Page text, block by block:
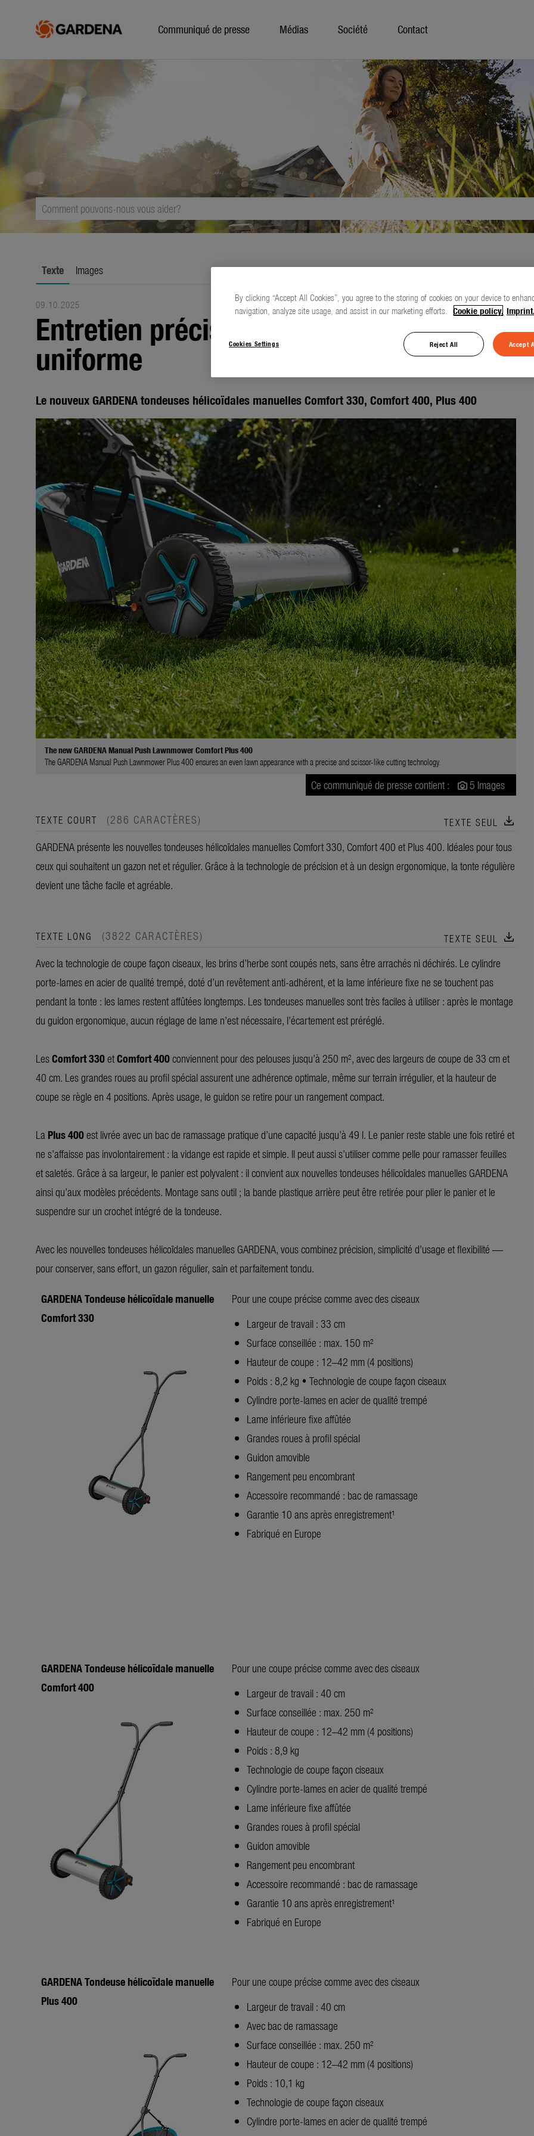
Communiqué de presse Médias Société Contact
Texte Images
09.10.2025
Entretien précis pour une pelouse
uniforme
Le nouveux GARDENA tondeuses hélicoïdales manuelles Comfort 330, Comfort 400, Plus 400
The new GARDENA Manual Push Lawnmower Comfort Plus 400
The GARDENA Manual Push Lawnmower Plus 400 ensures an even lawn appearance with a precise and scissor-like cutting technology.
Ce communiqué de presse contient : 5 Images
TEXTE COURT (286 CARACTÈRES) TEXTE SEUL download
GARDENA présente les nouvelles tondeuses hélicoïdales manuelles Comfort 330, Comfort 400 et Plus 400. Idéales pour tous
ceux qui souhaitent un gazon net et régulier. Grâce à la technologie de précision et à un design ergonomique, la tonte régulière
devient une tâche facile et agréable.
TEXTE LONG (3822 CARACTÈRES) TEXTE SEUL download
Avec la technologie de coupe façon ciseaux, les brins d’herbe sont coupés nets, sans être arrachés ni déchirés. Le cylindre
porte-lames en acier de qualité trempé, doté d’un revêtement anti-adhérent, et la lame inférieure fixe ne se touchent pas
pendant la tonte : les lames restent affûtées longtemps. Les tondeuses manuelles sont très faciles à utiliser : après le montage
du guidon ergonomique, aucun réglage de lame n’est nécessaire, l’écartement est préréglé.
LesComfort 330etComfort 400conviennent pour des pelouses jusqu’à 250 m², avec des largeurs de coupe de 33 cm et
40 cm. Les grandes roues au profil spécial assurent une adhérence optimale, même sur terrain irrégulier, et la hauteur de
coupe se règle en 4 positions. Après usage, le guidon se retire pour un rangement compact.
La Plus 400est livrée avec un bac de ramassage pratique d’une capacité jusqu’à 49 l. Le panier reste stable une fois retiré et
ne s’affaisse pas involontairement : la vidange est rapide et simple. Il peut aussi s’utiliser comme pelle pour ramasser feuilles
et saletés. Grâce à sa largeur, le panier est polyvalent : il convient aux nouvelles tondeuses hélicoïdales manuelles GARDENA
ainsi qu’aux modèles précédents. Montage sans outil ; la bande plastique arrière peut être retirée pour plier le panier et le
suspendre sur un crochet intégré de la tondeuse.
Avec les nouvelles tondeuses hélicoïdales manuelles GARDENA, vous combinez précision, simplicité d’usage et flexibilité —
pour conserver, sans effort, un gazon régulier, sain et parfaitement tondu.
GARDENA Tondeuse hélicoïdale manuelle
Comfort 330
Pour une coupe précise comme avec des ciseaux
Largeur de travail : 33 cm
Surface conseillée : max. 150 m²
Hauteur de coupe : 12–42 mm (4 positions)
Poids : 8,2 kg • Technologie de coupe façon ciseaux
Cylindre porte-lames en acier de qualité trempé
Lame inférieure fixe affûtée
Grandes roues à profil spécial
Guidon amovible
Rangement peu encombrant
Accessoire recommandé : bac de ramassage
Garantie 10 ans après enregistrement¹
Fabriqué en Europe
GARDENA Tondeuse hélicoïdale manuelle
Comfort 400
Pour une coupe précise comme avec des ciseaux
Largeur de travail : 40 cm
Surface conseillée : max. 250 m²
Hauteur de coupe : 12–42 mm (4 positions)
Poids : 8,9 kg
Technologie de coupe façon ciseaux
Cylindre porte-lames en acier de qualité trempé
Lame inférieure fixe affûtée
Grandes roues à profil spécial
Guidon amovible
Rangement peu encombrant
Accessoire recommandé : bac de ramassage
Garantie 10 ans après enregistrement¹
Fabriqué en Europe
GARDENA Tondeuse hélicoïdale manuelle
Plus 400
Pour une coupe précise comme avec des ciseaux
Largeur de travail : 40 cm
Avec bac de ramassage
Surface conseillée : max. 250 m²
Hauteur de coupe : 12–42 mm (4 positions)
Poids : 10,1 kg
Technologie de coupe façon ciseaux
Cylindre porte-lames en acier de qualité trempé
By clicking “Accept All Cookies”, you agree to the storing of cookies on your device to
navigation, analyze site usage, and assist in our marketing efforts. Cookie policy. Imprint.
Cookies Settings Reject All Accept